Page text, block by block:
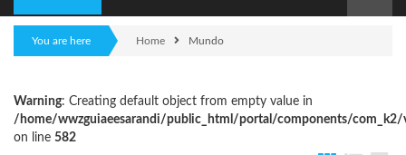
You are here Home Mundo
Warning: Creating default object from empty value in
/home/wwzguiaeesarandi/public_html/portal/components/
on line 582